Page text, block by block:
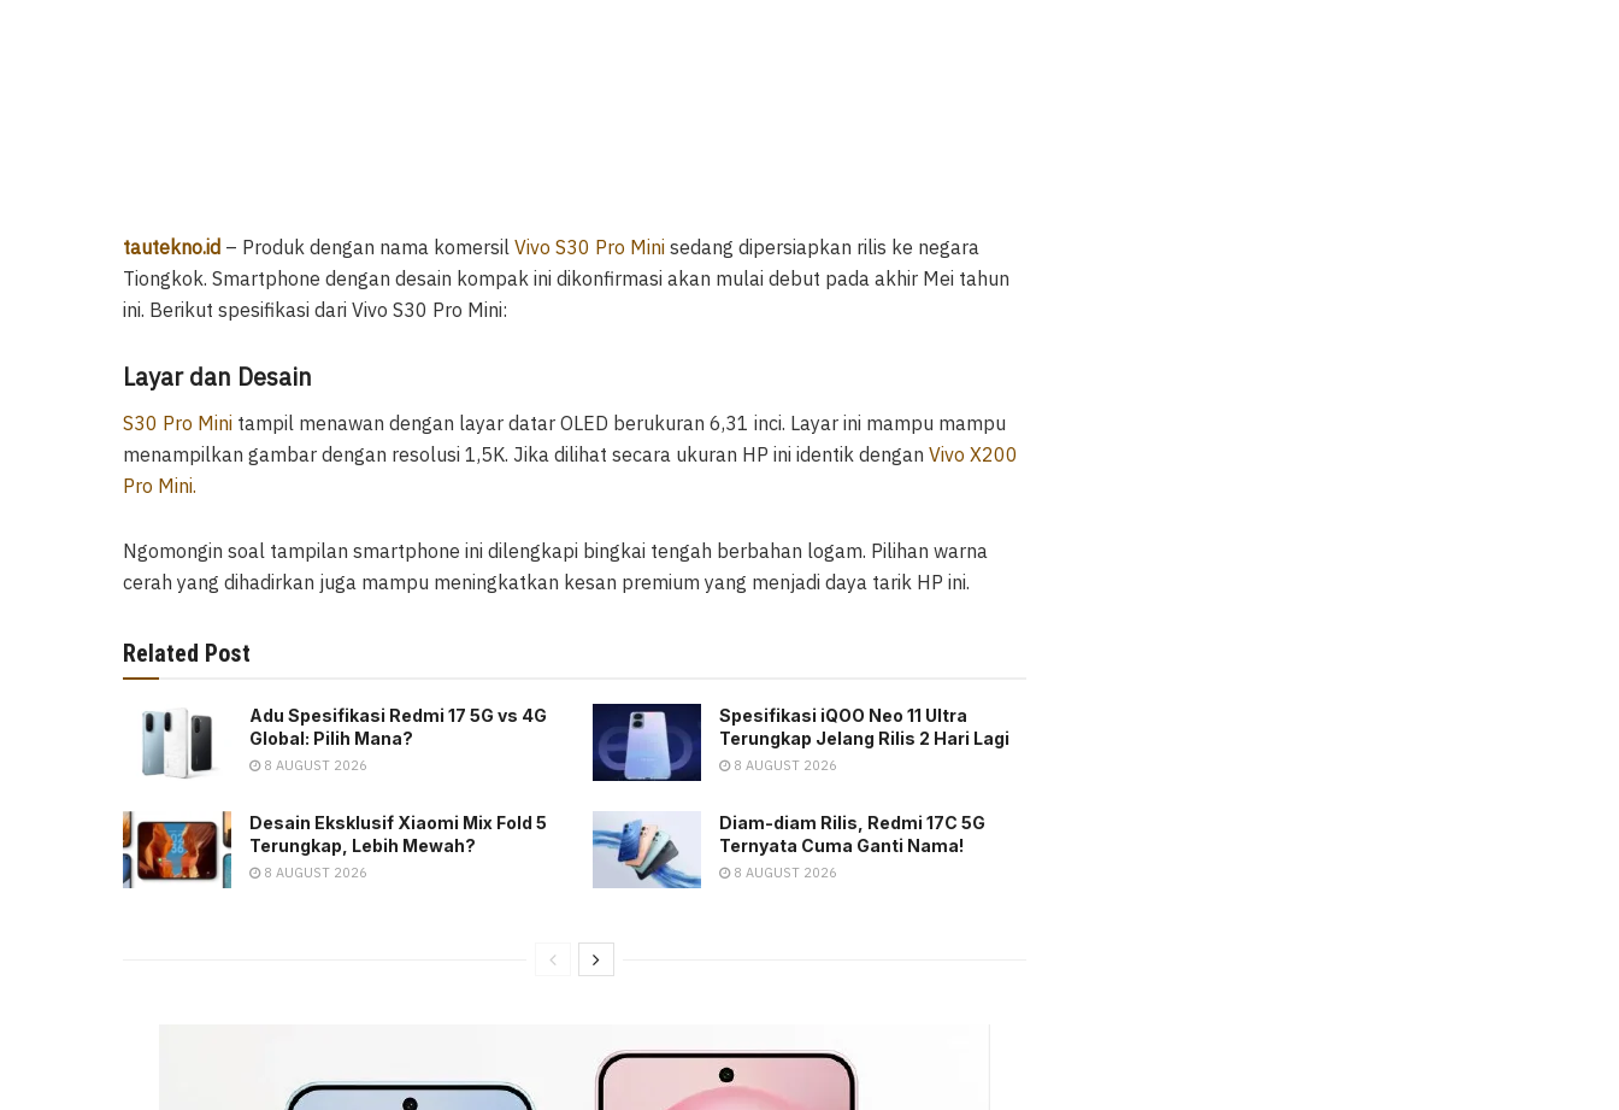
tautekno.id – Produk dengan nama komersil Vivo S30 Pro Mini sedang dipersiapkan rilis ke negara
Tiongkok. Smartphone dengan desain kompak ini dikonfirmasi akan mulai debut pada akhir Mei tahun
ini. Berikut spesifikasi dari Vivo S30 Pro Mini:
Layar dan Desain
S30 Pro Mini tampil menawan dengan layar datar OLED berukuran 6,31 inci. Layar ini mampu mampu
menampilkan gambar dengan resolusi 1,5K. Jika dilihat secara ukuran HP ini identik dengan Vivo X200
Pro Mini.
Ngomongin soal tampilan smartphone ini dilengkapi bingkai tengah berbahan logam. Pilihan warna
cerah yang dihadirkan juga mampu meningkatkan kesan premium yang menjadi daya tarik HP ini.
Related Post
Adu Spesifikasi Redmi 17 5G vs 4G
Global: Pilih Mana?
8 AUGUST 2026
Spesifikasi iQOO Neo 11 Ultra
Terungkap Jelang Rilis 2 Hari Lagi
8 AUGUST 2026
Desain Eksklusif Xiaomi Mix Fold 5
Terungkap, Lebih Mewah?
8 AUGUST 2026
Diam-diam Rilis, Redmi 17C 5G
Ternyata Cuma Ganti Nama!
8 AUGUST 2026